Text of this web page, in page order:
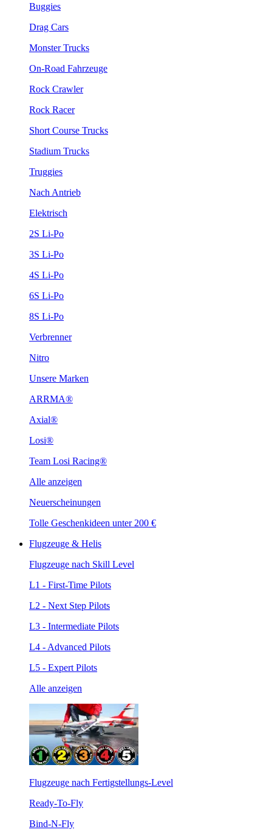
Buggies
Drag Cars
Monster Trucks
On-Road Fahrzeuge
Rock Crawler
Rock Racer
Short Course Trucks
Stadium Trucks
Truggies
Nach Antrieb
Elektrisch
2S Li-Po
3S Li-Po
4S Li-Po
6S Li-Po
8S Li-Po
Verbrenner
Nitro
Unsere Marken
ARRMA®
Axial®
Losi®
Team Losi Racing®
Alle anzeigen
Neuerscheinungen
Tolle Geschenkideen unter 200 €
Flugzeuge & Helis
Flugzeuge nach Skill Level
L1 - First-Time Pilots
L2 - Next Step Pilots
L3 - Intermediate Pilots
L4 - Advanced Pilots
L5 - Expert Pilots
Alle anzeigen
Flugzeuge nach Fertigstellungs-Level
Ready-To-Fly
Bind-N-Fly